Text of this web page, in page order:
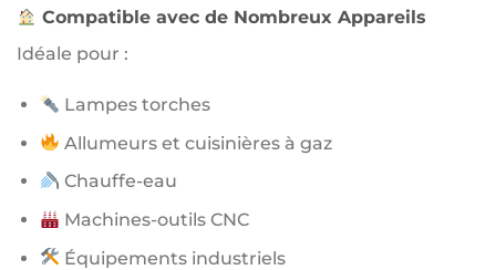
Compatible avec de Nombreux Appareils
Idéale pour :
Lampes torches
Allumeurs et cuisinières à gaz
Chauffe-eau
Machines-outils CNC
Équipements industriels